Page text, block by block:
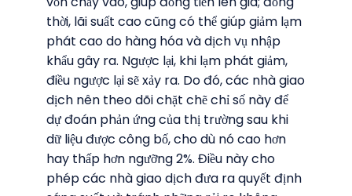
thời, lãi suất cao cũng có thể giúp giảm lạm
phát cao do hàng hóa và dịch vụ nhập
khẩu gây ra. Ngược lại, khi lạm phát giảm,
điều ngược lại sẽ xảy ra. Do đó, các nhà giao
dịch nên theo dõi chặt chẽ chỉ số này để
dự đoán phản ứng của thị trường sau khi
dữ liệu được công bố, cho dù nó cao hơn
hay thấp hơn ngưỡng 2%. Điều này cho
phép các nhà giao dịch đưa ra quyết định